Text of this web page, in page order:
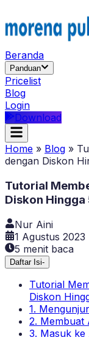
Beranda
Panduan
Pricelist
Blog
Login
Download
Home » Blog »
dengan Diskon
Tutorial
Diskon Hingga
Nur Aini
1 Agustus 2023
5 menit baca
Daftar Isi-
Tutorial
Diskon
1.
2. Membuat
3. Masuk